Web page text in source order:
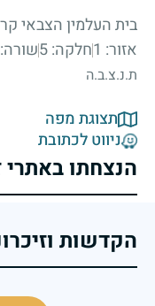
בית העלמין הצבאי
אזור: 1
חלקה: 5 שורה: 3
ת.נ.צ.ב.ה
תצוגת מפה
ניווט לכתובת
הנצחתו באתרי
הקדשות